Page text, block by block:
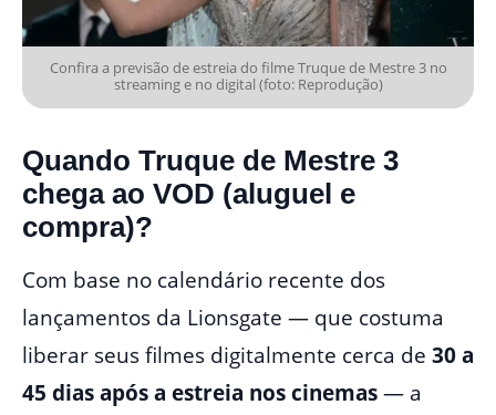
Confira a previsão de estreia do filme Truque de Mestre 3 no
streaming e no digital (foto: Reprodução)
Quando Truque de Mestre 3
chega ao VOD (aluguel e
compra)?
Com base no calendário recente dos
lançamentos da Lionsgate — que costuma
liberar seus filmes digitalmente cerca de 30 a
45 dias após a estreia nos cinemas— a